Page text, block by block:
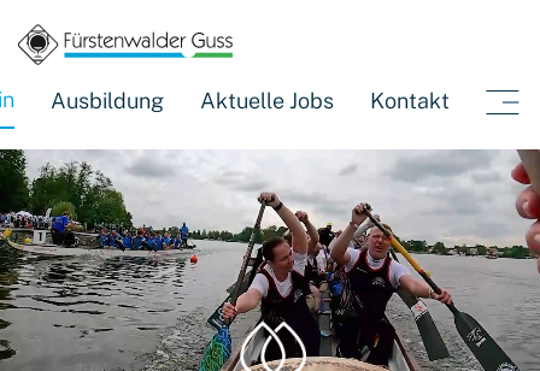
(current)
Ausbildung Aktuelle Jobs Kontakt